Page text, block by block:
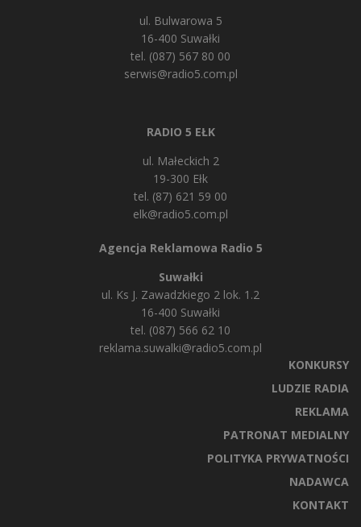
ul. Bulwarowa 5
16-400 Suwałki
tel. (087) 567 80 00
serwis@radio5.com.pl
RADIO 5 EŁK
ul. Małeckich 2
19-300 Ełk
tel. (87) 621 59 00
elk@radio5.com.pl
Agencja Reklamowa Radio 5
Suwałki
ul. Ks J. Zawadzkiego 2 lok. 1.2
16-400 Suwałki
tel. (087) 566 62 10
reklama.suwalki@radio5.com.pl
KONKURSY
LUDZIE RADIA
REKLAMA
PATRONAT MEDIALNY
POLITYKA PRYWATNOŚCI
NADAWCA
KONTAKT